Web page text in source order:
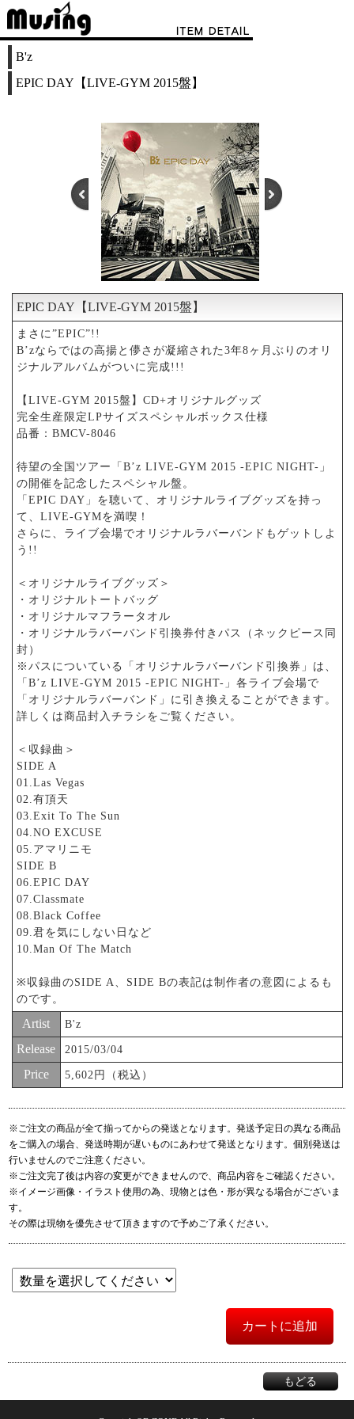
B'z
EPIC DAY【LIVE-GYM 2015盤】
EPIC DAY【LIVE-GYM 2015盤】
まさに”EPIC”!!
B’zならではの高揚と儚さが凝縮された3年8ヶ月ぶりのオリ
ジナルアルバムがついに完成!!!
【LIVE-GYM 2015盤】CD+オリジナルグッズ
完全生産限定LPサイズスペシャルボックス仕様
品番：BMCV-8046
待望の全国ツアー「B’z LIVE-GYM 2015 -EPIC NIGHT-」
の開催を記念したスペシャル盤。
「EPIC DAY」を聴いて、オリジナルライブグッズを持っ
て、LIVE-GYMを満喫！
さらに、ライブ会場でオリジナルラバーバンドもゲットしよ
う!!
＜オリジナルライブグッズ＞
・オリジナルトートバッグ
・オリジナルマフラータオル
・オリジナルラバーバンド引換券付きパス（ネックピース同
封）
※パスについている「オリジナルラバーバンド引換券」は、
「B’z LIVE-GYM 2015 -EPIC NIGHT-」各ライブ会場で
「オリジナルラバーバンド」に引き換えることができます。
詳しくは商品封入チラシをご覧ください。
＜収録曲＞
SIDE A
01.Las Vegas
02.有頂天
03.Exit To The Sun
04.NO EXCUSE
05.アマリニモ
SIDE B
06.EPIC DAY
07.Classmate
08.Black Coffee
09.君を気にしない日など
10.Man Of The Match
※収録曲のSIDE A、SIDE Bの表記は制作者の意図によるも
のです。
Artist B'z
Release 2015/03/04
Price 5,602円（税込）
※ご注文の商品が全て揃ってからの発送となります。発送予定日の異なる商品
をご購入の場合、発送時期が遅いものにあわせて発送となります。個別発送は
行いませんのでご注意ください。
※ご注文完了後は内容の変更ができませんので、商品内容をご確認ください。
※イメージ画像・イラスト使用の為、現物とは色・形が異なる場合がございま
す。
その際は現物を優先させて頂きますので予めご了承ください。
カートに追加
もどる